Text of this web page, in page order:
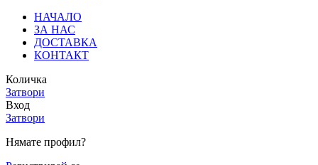
НАЧАЛО
ЗА НАС
ДОСТАВКА
КОНТАКТ
Количка
Затвори
Вход
Затвори
Нямате профил?